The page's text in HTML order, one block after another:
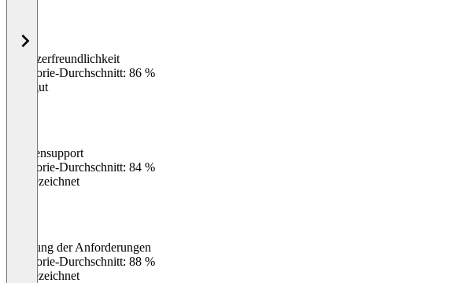
Benutzerfreundlichkeit
Kategorie-Durchschnitt: 86 %
Sehr gut
Kundensupport
Kategorie-Durchschnitt: 84 %
Ausgezeichnet
Erfüllung der Anforderungen
Kategorie-Durchschnitt: 88 %
Ausgezeichnet